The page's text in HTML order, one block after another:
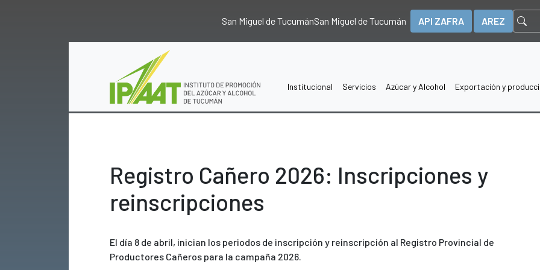
San Miguel de TucumánSan Miguel de Tucumán API ZAFRA AREZ
Institucional Servicios Azúcar y Alcohol Exportación y
Registro Cañero 2026: Inscripciones y
reinscripciones
El día 8 de abril, inician los periodos de inscripción y reinscripción al Registro Provincial de
Productores Cañeros para la campaña 2026.